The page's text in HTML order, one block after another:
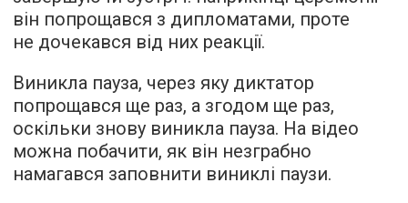
він попрощався з дипломатами, проте
не дочекався від них реакції.
Виникла пауза, через яку диктатор
попрощався ще раз, а згодом ще раз,
оскільки знову виникла пауза. На відео
можна побачити, як він незграбно
намагався заповнити виниклі паузи.